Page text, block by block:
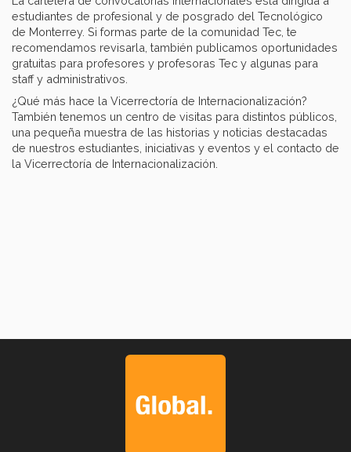
estudiantes de profesional y de posgrado del Tecnológico
de Monterrey. Si formas parte de la comunidad Tec, te
recomendamos revisarla, también publicamos oportunidades
gratuitas para profesores y profesoras Tec y algunas para
staff y administrativos.
¿Qué más hace la Vicerrectoría de Internacionalización?
También tenemos un centro de visitas para distintos públicos,
una pequeña muestra de las historias y noticias destacadas
de nuestros estudiantes, iniciativas y eventos y el contacto de
la Vicerrectoría de Internacionalización.